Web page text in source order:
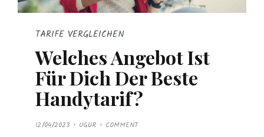
TARIFE VERGLEICHEN
Welches Angebot Ist
Für Dich Der Beste
Handytarif?
P
O
12/04/2023 UGUR COMMENT